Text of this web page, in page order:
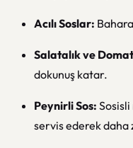
Acılı Soslar:
Salatalık ve
dokunuş katar.
Peynirli Sos:
servis ederek